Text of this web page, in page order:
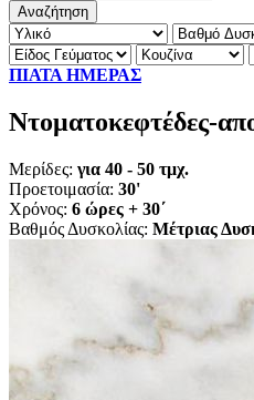
ΠΙΑΤΑ ΗΜΕΡΑΣ
Ντοματοκεφτέδες-
Μερίδες: για 40 - 50 τμχ.
Προετοιμασία: 30'
Χρόνος: 6 ώρες + 30΄
Βαθμός Δυσκολίας: Μέτριας